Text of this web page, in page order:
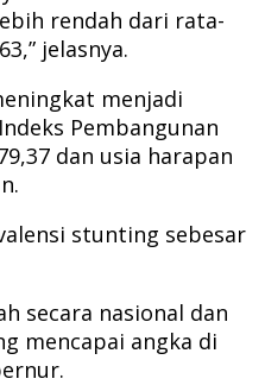
rendah dari rata-
jelasnya.
menjadi
Pembangunan
dan usia harapan
stunting sebesar
secara nasional dan
mencapai angka di